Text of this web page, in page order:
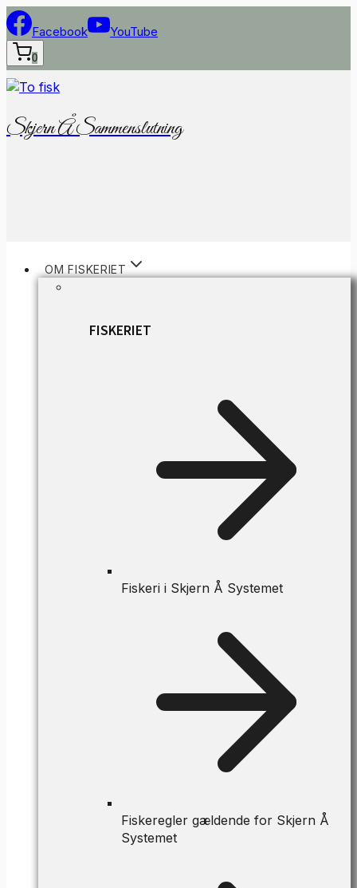
Fortsæt
til
indhold
Facebook YouTube
0
Skjern Å Sammenslutning
OM FISKERIET
FISKERIET
Fiskeri i Skjern Å Systemet
Fiskeregler gældende for Skjern Å
Systemet